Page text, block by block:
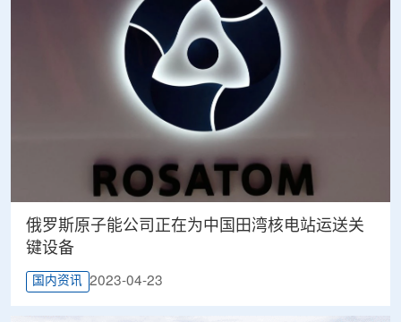
俄罗斯原子能公司正在为中国田湾核电站运送关
键设备
国内资讯 2023-04-23